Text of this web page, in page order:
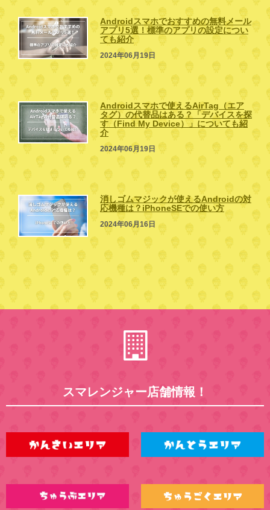
Androidスマホでおすすめの無料メール
アプリ5選！標準のアプリの設定につい
ても紹介
2024年06月19日
Androidスマホで使えるAirTag（エア
タグ）の代替品はある？「デバイスを探
す（Find My Device）」についても紹
介
2024年06月19日
消しゴムマジックが使えるAndroidの対
応機種は？iPhoneSEでの使い方
2024年06月16日
スマレンジャー店舗情報！